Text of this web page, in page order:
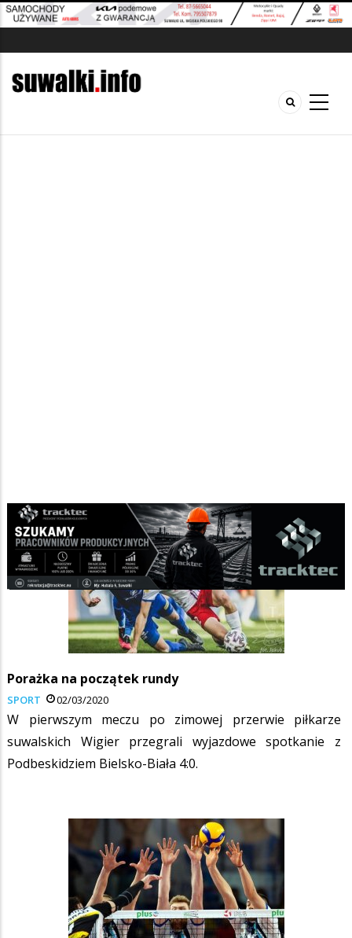
Porażka na początek rundy
SPORT 02/03/2020
W pierwszym meczu po zimowej przerwie piłkarze
suwalskich Wigier przegrali wyjazdowe spotkanie z
Podbeskidziem Bielsko-Biała 4:0.